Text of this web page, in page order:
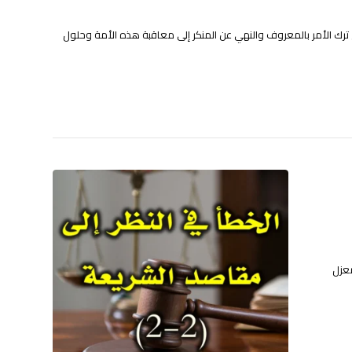
الأمر بالمعروف والنهي عن المنكر إلى معاقبة هذه الأمة وحلول